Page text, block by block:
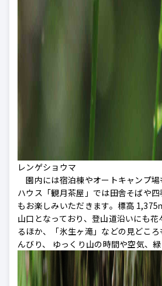
レンゲショウマ
園内には宿泊棟やオートキャンプ場
ハウス「観月茶屋」では田舎そばや
もお楽しみいただきます。標高 1,375
山口となっており、登山道沿いにも
るほか、「氷生ヶ滝」などの見どこ
んびり、 ゆっくり山の時間や空気、緑